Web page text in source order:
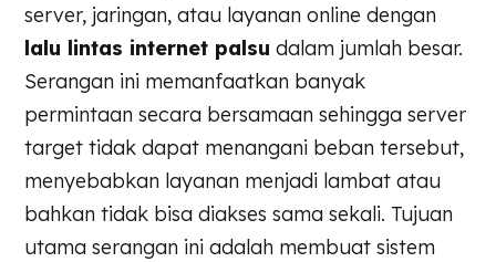
server, jaringan, atau layanan online dengan
lalu lintas internet palsu dalam jumlah besar.
Serangan ini memanfaatkan banyak
permintaan secara bersamaan sehingga server
target tidak dapat menangani beban tersebut,
menyebabkan layanan menjadi lambat atau
bahkan tidak bisa diakses sama sekali. Tujuan
utama serangan ini adalah membuat sistem